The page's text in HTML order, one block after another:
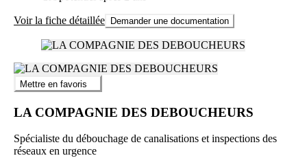
Voir la fiche détaillée Demander une documentation
Mettre en favoris
LA COMPAGNIE DES DEBOUCHEURS
Spécialiste du débouchage de canalisations et inspections des
réseaux en urgence